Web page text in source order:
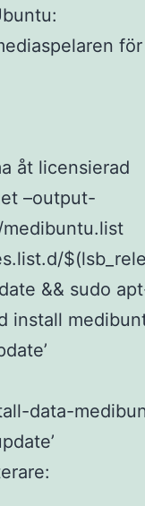
för
åt licensierad
–output-
&& sudo
install
data-